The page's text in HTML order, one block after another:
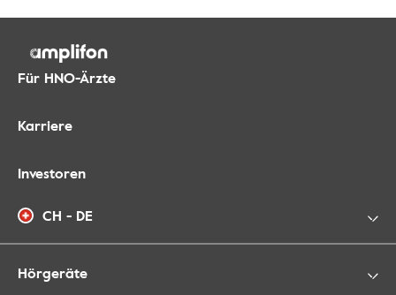
Für HNO-Ärzte
Karriere
Investoren
CH - DE
Hörgeräte